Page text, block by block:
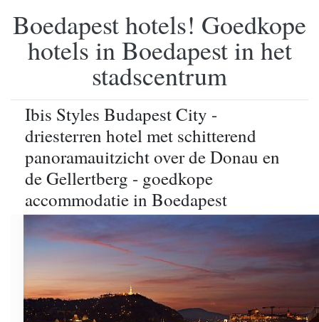
Boedapest hotels! Goedkope
hotels in Boedapest in het
stadscentrum
Ibis Styles Budapest City -
driesterren hotel met schitterend
panoramauitzicht over de Donau en
de Gellertberg - goedkope
accommodatie in Boedapest